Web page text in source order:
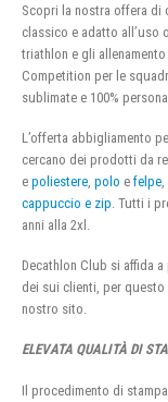
Scopri la nostra offera di
classico e adatto all’uso
triathlon e gli
Competition per le
sublimate e 100%
L’offerta abbigliamento
cercano dei prodotti da
e poliestere polo e felpe
cappuccio e zip . Tutti i
anni alla 2xl.
Decathlon Club si affida
dei sui clienti, per
nostro sito.
ELEVATA QUALITÀ DI
Il procedimento di